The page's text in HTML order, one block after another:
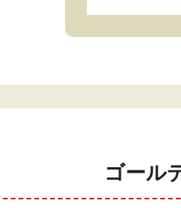
ゴール